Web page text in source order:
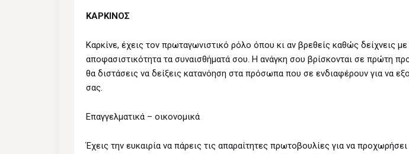
ΚΑΡΚΙΝΟΣ
Καρκίνε, έχεις τον πρωταγωνιστικό ρόλο όπου κι αν βρεθείς καθώς δείχνεις
αποφασιστικότητα τα συναισθήματά σου. Η ανάγκη σου βρίσκονται σε πρώτη
θα διστάσεις να δείξεις κατανόηση στα πρόσωπα που σε ενδιαφέρουν για να
σας.
Επαγγελματικά – οικονομικά
Έχεις την ευκαιρία να πάρεις τις απαραίτητες πρωτοβουλίες για να